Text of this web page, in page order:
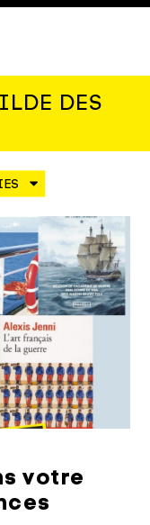
DES
votre